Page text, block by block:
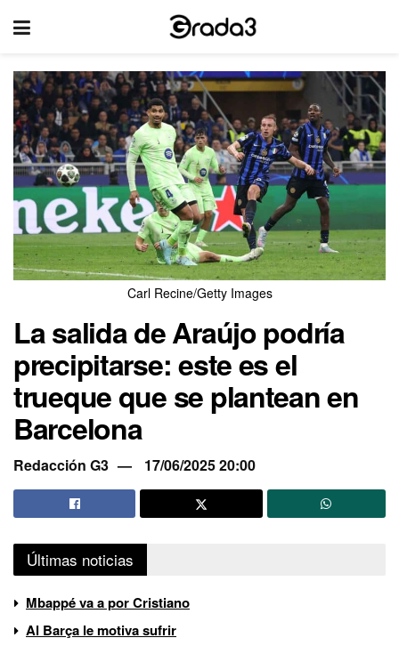
Carl Recine/Getty Images
La salida de Araújo podría
precipitarse: este es el
trueque que se plantean en
Barcelona
Redacción G3 17/06/2025 20:00
Últimas noticias
Mbappé va a por Cristiano
Al Barça le motiva sufrir